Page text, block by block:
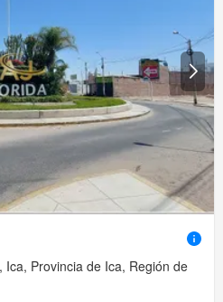
Provincia de Ica, Región de